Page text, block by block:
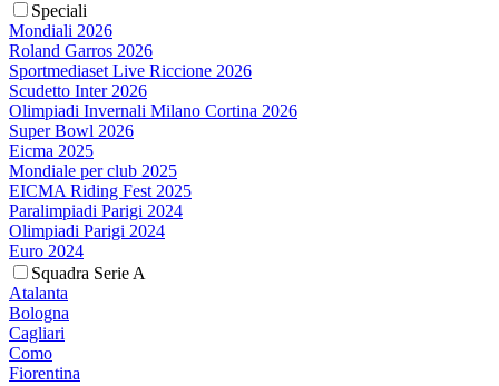
Speciali
Mondiali 2026
Roland Garros 2026
Sportmediaset Live Riccione 2026
Scudetto Inter 2026
Olimpiadi Invernali Milano Cortina 2026
Super Bowl 2026
Eicma 2025
Mondiale per club 2025
EICMA Riding Fest 2025
Paralimpiadi Parigi 2024
Olimpiadi Parigi 2024
Euro 2024
Squadra Serie A
Atalanta
Bologna
Cagliari
Como
Fiorentina